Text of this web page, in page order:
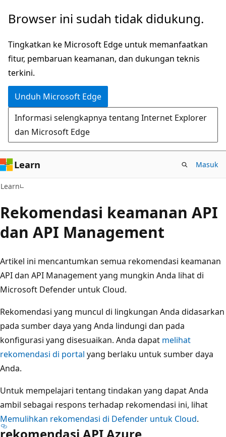
Lompati
konten
utama
Browser ini sudah tidak didukung.
Tingkatkan ke Microsoft Edge untuk memanfaatkan
fitur, pembaruan keamanan, dan dukungan teknis
terkini.
Unduh Microsoft Edge
Informasi selengkapnya tentang Internet Explorer
dan Microsoft Edge
Learn Masuk
Learn
Rekomendasi keamanan API
dan API Management
Artikel ini mencantumkan semua rekomendasi keamanan
API dan API Management yang mungkin Anda lihat di
Microsoft Defender untuk Cloud.
Rekomendasi yang muncul di lingkungan Anda didasarkan
pada sumber daya yang Anda lindungi dan pada
konfigurasi yang disesuaikan. Anda dapat melihat
rekomendasi di portal yang berlaku untuk sumber daya
Anda.
Untuk mempelajari tentang tindakan yang dapat Anda
ambil sebagai respons terhadap rekomendasi ini, lihat
Memulihkan rekomendasi di Defender untuk Cloud.
rekomendasi API Azure